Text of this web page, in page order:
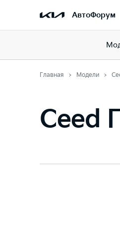
АвтоФорум
Главная Модели
Ceed